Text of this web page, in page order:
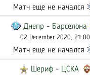
Матч еще не начался
Днепр - Барселона
02 December 2020; 21:00
Матч еще не начался
Шериф - ЦСКА